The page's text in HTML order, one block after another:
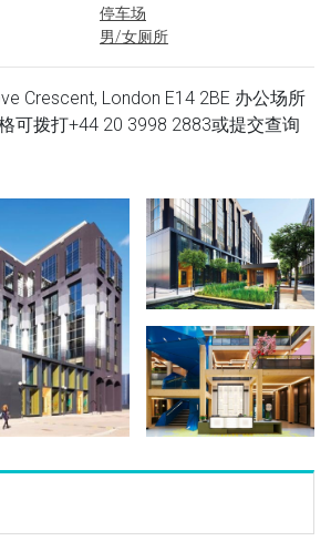
停车场
男/女厕所
Crescent, London E14 2BE 办公场所
可拨打+44 20 3998 2883或提交查询